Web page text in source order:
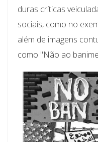
duras críticas
sociais, como no
além de imagens
como "Não ao